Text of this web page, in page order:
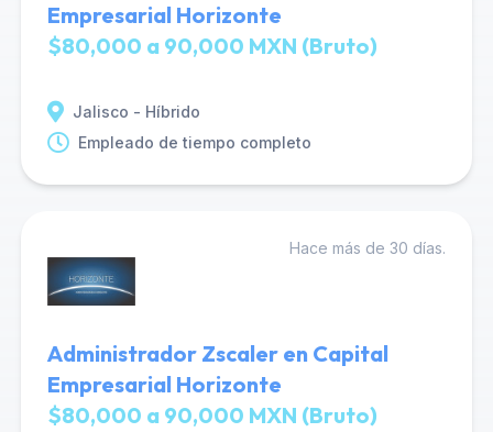
Empresarial Horizonte
$80,000 a 90,000 MXN (Bruto)
Jalisco - Híbrido
Empleado de tiempo completo
Hace más de 30 días.
Administrador Zscaler en Capital
Empresarial Horizonte
$80,000 a 90,000 MXN (Bruto)